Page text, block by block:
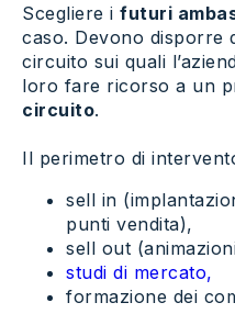
Scegliere i futuri
caso. Devono disporre
circuito sui quali
loro fare ricorso a un
circuito.
Il perimetro di
sell in
punti vendita),
sell out
studi di mercato,
formazione dei